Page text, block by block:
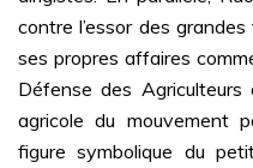
contre l’essor des
ses propres affaires
Défense des Agriculteurs
agricole du mouvement
figure symbolique du